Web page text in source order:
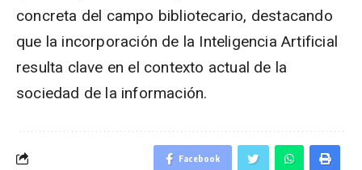
concreta del campo bibliotecario, destacando
que la incorporación de la Inteligencia Artificial
resulta clave en el contexto actual de la
sociedad de la información.
Facebook